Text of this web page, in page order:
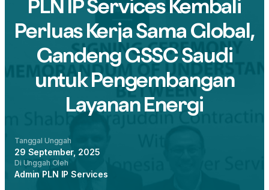
PLN IP Services Kembali
Perluas Kerja Sama Global,
Gandeng GSSC Saudi
untuk Pengembangan
Layanan Energi
Tanggal Unggah
29 September, 2025
Di Unggah Oleh
Admin PLN IP Services